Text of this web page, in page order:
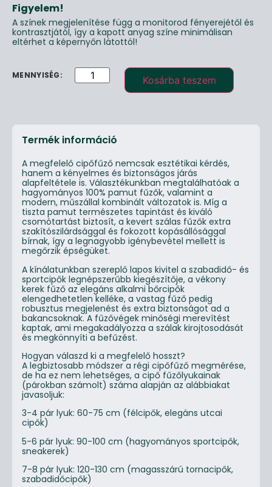
Figyelem!
A színek megjelenítése függ a monitorod fényerejétől és
kontrasztjától, így a kapott anyag színe minimálisan
eltérhet a képernyőn látottól!
Kosárba teszem
Termék információ
A megfelelő cipőfűző nemcsak esztétikai kérdés,
hanem a kényelmes és biztonságos járás
alapfeltétele is. Választékunkban megtalálhatóak a
hagyományos 100% pamut fűzők, valamint a
modern, műszállal kombinált változatok is. Míg a
tiszta pamut természetes tapintást és kiváló
csomótartást biztosít, a kevert szálas fűzők extra
szakítószilárdsággal és fokozott kopásállósággal
bírnak, így a legnagyobb igénybevétel mellett is
megőrzik épségüket.
A kínálatunkban szereplő lapos kivitel a szabadidő- és
sportcipők legnépszerűbb kiegészítője, a vékony
kerek fűző az elegáns alkalmi bőrcipők
elengedhetetlen kelléke, a vastag fűző pedig
robusztus megjelenést és extra biztonságot ad a
bakancsoknak. A fűzővégek minőségi merevítést
kaptak, ami megakadályozza a szálak kirojtosodását
és megkönnyíti a befűzést.
Hogyan válaszd ki a megfelelő hosszt?
A legbiztosabb módszer a régi cipőfűző megmérése,
de ha ez nem lehetséges, a cipő fűzőlyukainak
(párokban számolt) száma alapján az alábbiakat
javasoljuk:
3-4 pár lyuk: 60-75 cm (félcipők, elegáns utcai
cipők)
5-6 pár lyuk: 90-100 cm (hagyományos sportcipők,
sneakerek)
7-8 pár lyuk: 120-130 cm (magasszárú tornacipők,
szabadidőcipők)